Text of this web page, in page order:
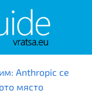
Anthropic се
място